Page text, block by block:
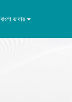
বাংলা ভাষার